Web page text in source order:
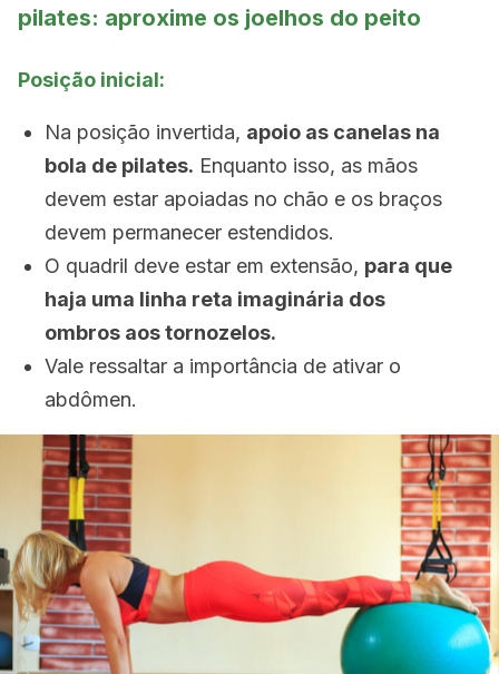
pilates: aproxime os joelhos do peito
Posição inicial:
Na posição invertida, apoio as canelas na
bola de pilates. Enquanto isso, as mãos
devem estar apoiadas no chão e os braços
devem permanecer estendidos.
O quadril deve estar em extensão, para que
haja uma linha reta imaginária dos
ombros aos tornozelos.
Vale ressaltar a importância de ativar o
abdômen.